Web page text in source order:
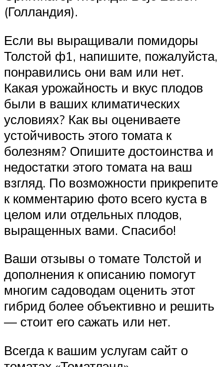
(Голландия).
Если вы выращивали помидоры
Толстой ф1, напишите, пожалуйста,
понравились они вам или нет.
Какая урожайность и вкус плодов
были в ваших климатических
условиях? Как вы оцениваете
устойчивость этого томата к
болезням? Опишите достоинства и
недостатки этого томата на ваш
взгляд. По возможности прикрепите
к комментарию фото всего куста в
целом или отдельных плодов,
выращенных вами. Спасибо!
Ваши отзывы о томате Толстой и
дополнения к описанию помогут
многим садоводам оценить этот
гибрид более объективно и решить
— стоит его сажать или нет.
Всегда к вашим услугам сайт о